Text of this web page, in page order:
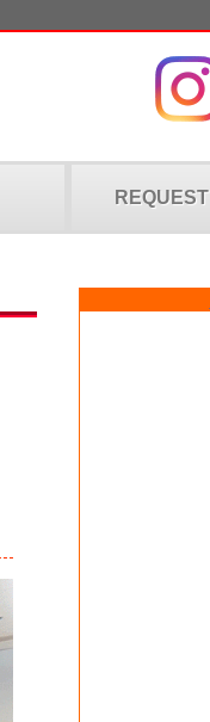
REQUEST